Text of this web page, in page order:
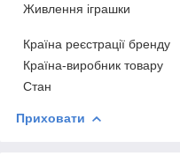
Живлення іграшки
Країна реєстрації бренду
Країна-виробник товару
Стан
Приховати